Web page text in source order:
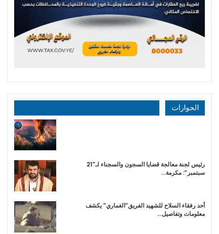
الحوارات
رئيس لجنة معالجة قضايا السجون والسجناء لـ”21
سبتمبر”: مكرمة…
أحد رفقاء السلاح للشهيد الفريق”الغماري” يكشف
معلومات وتفاصيل…